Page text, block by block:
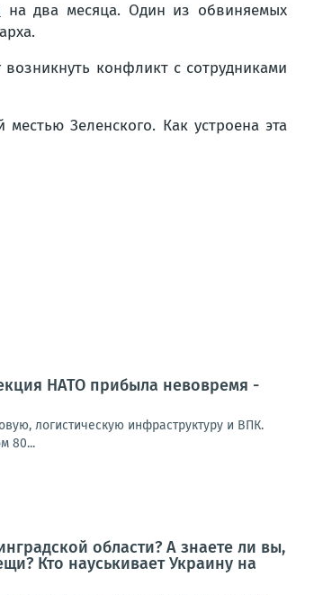
на два месяца. Один из обвиняемых
конфликт с сотрудниками
Зеленского. Как устроена эта
НАТО прибыла невовремя -
логистическую инфраструктуру и ВПК.
80...
области? А знаете ли вы,
Кто науськивает Украину на